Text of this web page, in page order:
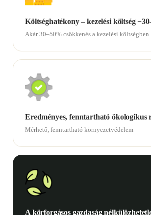
Költséghatékony – kezelési költség
Akár 30–50% csökkenés a kezelési költségben
Eredményes, fenntartható ökologikus
Mérhető, fenntartható környezetvédelem
A körforgásos gazdaság